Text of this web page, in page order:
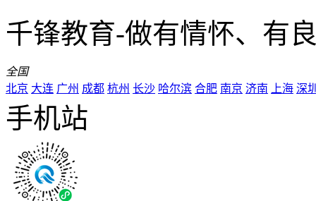
千锋教育-做有情怀、有
全国
北京 大连 广州 成都 杭州 长沙 哈尔滨 合肥 南京 济南 上海 深
手机站